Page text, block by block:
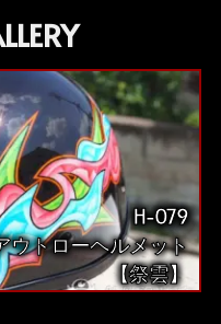
H-079
ウトローヘルメット
【祭雲】